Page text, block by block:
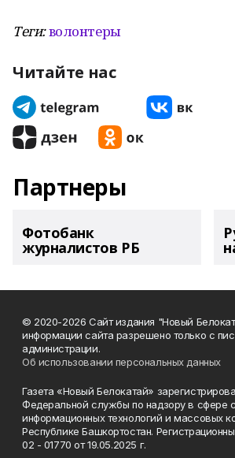
Теги:волонтеры
Читайте нас
Партнеры
Фотобанк
журналистов РБ
© 2020-2026 Сайт издания "Новый
информации сайта разрешено только с
администрации.
Об использовании персональных данных
Газета «Новый Белокатай»
Федеральной службы по надзору в сфере
информационных технологий и массовых
Республике Башкортостан.
02 - 01770 от 19.05.2025 г.